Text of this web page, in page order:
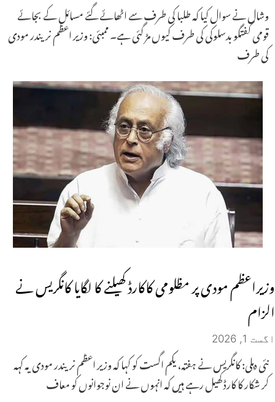
وشال نے سوال کیا کہ طلبا کی طرف سے اٹھائے گئے مسائل کے بجائے
قومی گفتگو بدسلوکی کی طرف کیوں مڑ گئی ہے۔ ممبئی: وزیر اعظم نریندر مودی
کی طرف
وزیراعظم مودی پر مظلومی کاکارڈ کھیلنے کا لگایا کانگریس نے
الزام
اگست 1, 2026
نئی دہلی: کانگریس نے ہفتہ، یکم اگست کو کہا کہ وزیر اعظم نریندر مودی یہ کہہ
کر شکار کا کارڈ کھیل رہے ہیں کہ انہوں نے ان نوجوانوں کو معاف